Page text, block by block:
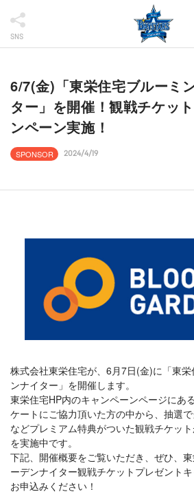
SNS
6/7(金)「東栄住宅ブルーミ
ター」を開催！観戦チケッ
ンペーン実施！
SPONSOR 2024/4/19
株式会社東栄住宅が、6月7日(金)に「東
ンナイター」を開催します。
東栄住宅HP内のキャンペーンページにあ
ケートにご協力頂いた方の中から、抽選
などプレミアム特典がついた観戦チケッ
を実施中です。
下記、開催概要をご覧いただき、ぜひ、
ーデンナイター観戦チケットプレゼント
お申込みください！